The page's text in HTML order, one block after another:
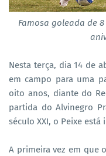
Famosa goleada de
Nesta terça, dia 14 de
em campo para uma
oito anos, diante do
partida do Alvinegro
século XXI, o Peixe
A primeira vez em que